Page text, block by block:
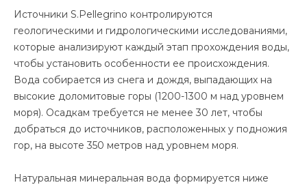
Источники S.Pellegrino контролируются
геологическими и гидрологическими исследованиями,
которые анализируют каждый этап прохождения воды,
чтобы установить особенности ее происхождения.
Вода собирается из снега и дождя, выпадающих на
высокие доломитовые горы (1200-1300 м над уровнем
моря). Осадкам требуется не менее 30 лет, чтобы
добраться до источников, расположенных у подножия
гор, на высоте 350 метров над уровнем моря.
Натуральная минеральная вода формируется ниже